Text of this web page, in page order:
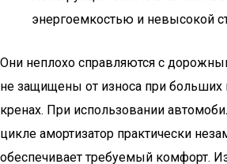
энергоемкостью и невысокой
Они неплохо справляются с
не защищены от износа при больших
кренах. При использовании
цикле амортизатор практически
обеспечивает требуемый комфорт.